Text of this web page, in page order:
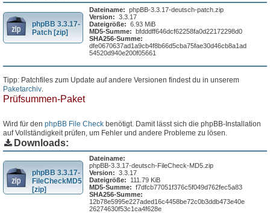
phpBB 3.3.17-
Patch [zip]
Dateiname: phpBB-3.3.17-deutsch-patch.zip
Version: 3.3.17
Dateigröße: 6.93 MiB
MD5-Summe: bfdddff646dcf62258fa0d22172298d0
SHA256-Summe:
dfe0670637ad1a9cb4f8b66d5cba75fae30d46cb8a1ad
54520d940e200f05661
Tipp: Patchfiles zum Update auf andere Versionen findest du in unserem
Paketarchiv
Prüfsummen-Paket
Wird für den phpBB File Check benötigt. Damit lässt sich die phpBB-Installation
auf Vollständigkeit prüfen, um Fehler und andere Probleme zu lösen.
Downloads:
phpBB 3.3.17-
FileCheckMD5
[zip]
Dateiname:
phpBB-3.3.17-deutsch-FileCheck-MD5.zip
Version: 3.3.17
Dateigröße:
111.79 KiB
MD5-Summe: f7dfcb77051f376c5f049d762fec5a83
SHA256-Summe:
12b78e5995e227aded16c4458be72c0b3ddb473e40e
26274630f53c1ca4f628e